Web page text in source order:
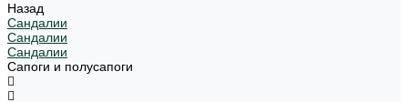
Назад
Сандалии
Сандалии
Сандалии
Сапоги и полусапоги